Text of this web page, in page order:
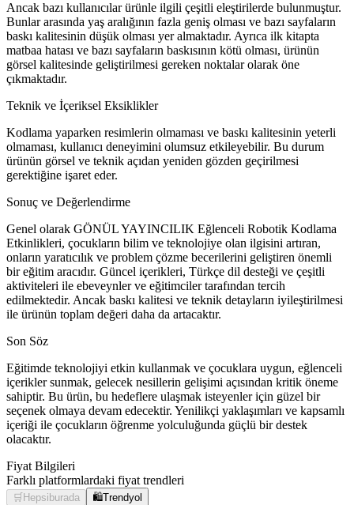
Ancak bazı kullanıcılar ürünle ilgili çeşitli eleştirilerde bulunmuştur.
Bunlar arasında yaş aralığının fazla geniş olması ve bazı sayfaların
baskı kalitesinin düşük olması yer almaktadır. Ayrıca ilk kitapta
matbaa hatası ve bazı sayfaların baskısının kötü olması, ürünün
görsel kalitesinde geliştirilmesi gereken noktalar olarak öne
çıkmaktadır.
Teknik ve İçeriksel Eksiklikler
Kodlama yaparken resimlerin olmaması ve baskı kalitesinin yeterli
olmaması, kullanıcı deneyimini olumsuz etkileyebilir. Bu durum
ürünün görsel ve teknik açıdan yeniden gözden geçirilmesi
gerektiğine işaret eder.
Sonuç ve Değerlendirme
Genel olarak GÖNÜL YAYINCILIK Eğlenceli Robotik Kodlama
Etkinlikleri, çocukların bilim ve teknolojiye olan ilgisini artıran,
onların yaratıcılık ve problem çözme becerilerini geliştiren önemli
bir eğitim aracıdır. Güncel içerikleri, Türkçe dil desteği ve çeşitli
aktiviteleri ile ebeveynler ve eğitimciler tarafından tercih
edilmektedir. Ancak baskı kalitesi ve teknik detayların iyileştirilmesi
ile ürünün toplam değeri daha da artacaktır.
Son Söz
Eğitimde teknolojiyi etkin kullanmak ve çocuklara uygun, eğlenceli
içerikler sunmak, gelecek nesillerin gelişimi açısından kritik öneme
sahiptir. Bu ürün, bu hedeflere ulaşmak isteyenler için güzel bir
seçenek olmaya devam edecektir. Yenilikçi yaklaşımları ve kapsamlı
içeriği ile çocukların öğrenme yolculuğunda güçlü bir destek
olacaktır.
Fiyat Bilgileri
Farklı platformlardaki fiyat trendleri
🛒 Hepsiburada 🛍️Trendyol